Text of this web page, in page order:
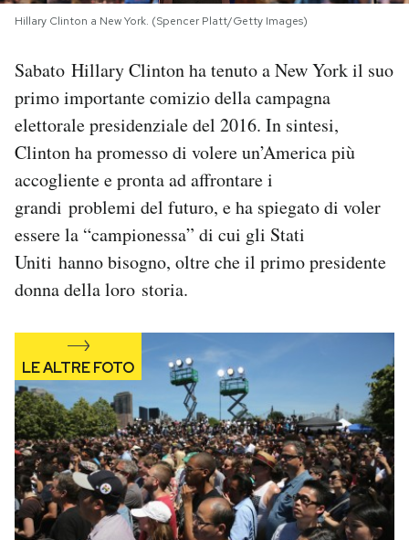
SHOP
CALENDARIO
AREA PERSONALE
Area Personale
Newsletter
Notifiche mobile
Regala il Post
Hai bisogno di aiuto?
Esci
Hillary Clinton a New York. (Spencer Platt/Getty Images)
Sabato Hillary Clinton ha tenuto a New York il suo
primo importante comizio della campagna
elettorale presidenziale del 2016. In sintesi,
Clinton ha promesso di volere un’America più
accogliente e pronta ad affrontare i
grandi problemi del futuro, e ha spiegato di voler
essere la “campionessa” di cui gli Stati
Uniti hanno bisogno, oltre che il primo presidente
donna della loro storia.